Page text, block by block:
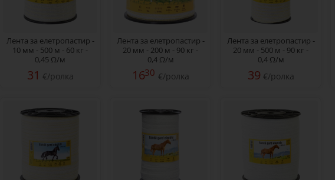
Лента за елетропастир -
10 мм - 500 м - 60 кг -
0,45 Ω/м
31 €/ролка
Лента за елетропастир -
20 мм - 200 м - 90 кг -
0,4 Ω/м
1630 €/ролка
Лента за елетропастир -
20 мм - 500 м - 90 кг -
0,4 Ω/м
39 €/ролка